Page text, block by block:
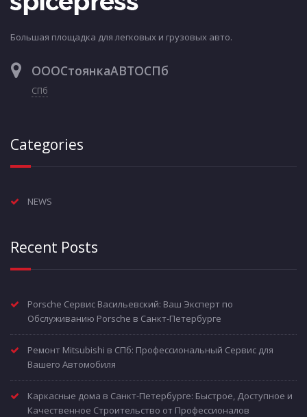
Большая площадка для легковых и грузовых авто.
ОООСтоянкаАВТОСПб
СПб
Categories
NEWS
Recent Posts
Porsche Сервис Васильевский: Ваш Эксперт по
Обслуживанию Porsche в Санкт-Петербурге
Ремонт Mitsubishi в СПб: Профессиональный Сервис для
Вашего Автомобиля
Каркасные дома в Санкт-Петербурге: Быстрое, Доступное и
Качественное Строительство от Профессионалов